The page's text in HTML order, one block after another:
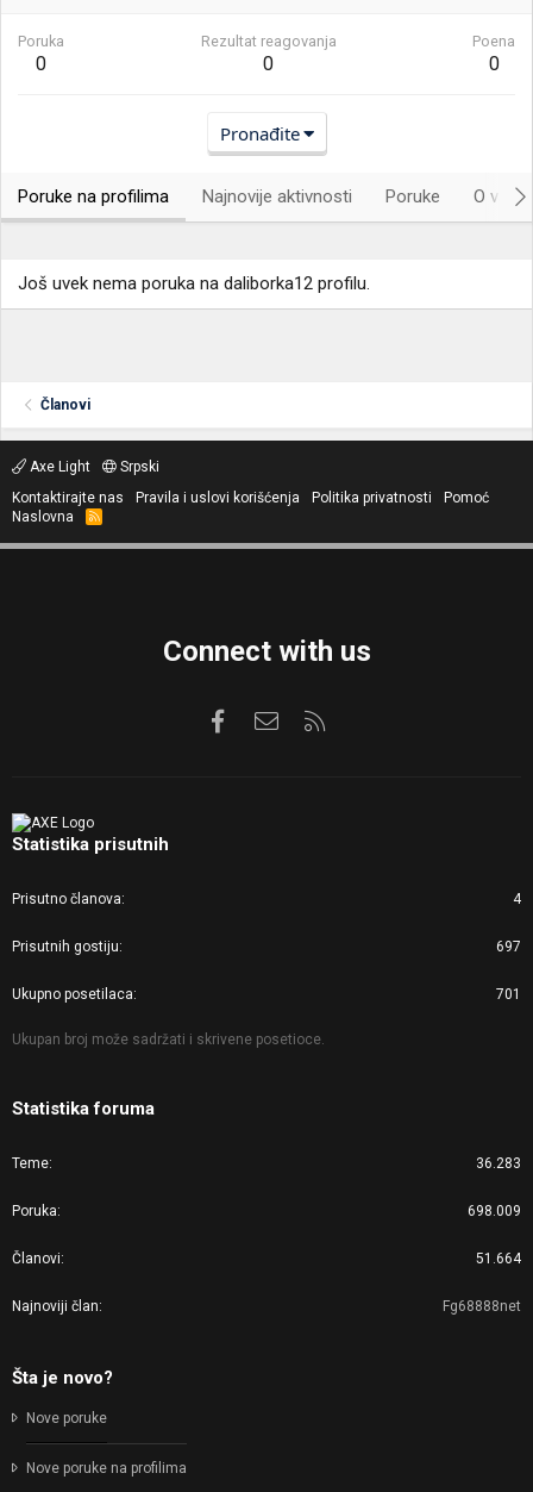
Poruka
0
Rezultat reagovanja
0
Poena
0
Pronađite
Poruke na profilima Najnovije aktivnosti Poruke O
Još uvek nema poruka na daliborka12 profilu.
Članovi
Axe Light
Srpski
Kontaktirajte nas
Pravila i uslovi korišćenja Politika privatnosti
Pomoć
Naslovna
R
S
Connect with us
FacebookKontaktirajte nas
Statistika prisutnih
Prisutno članova 4
Prisutnih gostiju 697
Ukupno posetilaca 701
Ukupan broj može sadržati i skrivene posetioce.
Statistika foruma
Teme 36.283
Poruka 698.009
Članovi 51.664
Najnoviji član Fg68888net
Šta je novo?
Nove poruke
Nove poruke na profilima